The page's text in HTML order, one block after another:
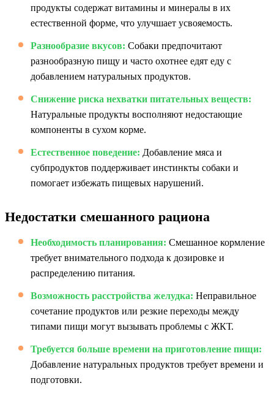
продукты содержат витамины и минералы в их
естественной форме, что улучшает усвояемость.
Разнообразие вкусов: Собаки предпочитают
разнообразную пищу и часто охотнее едят еду с
добавлением натуральных продуктов.
Снижение риска нехватки питательных веществ:
Натуральные продукты восполняют недостающие
компоненты в сухом корме.
Естественное поведение: Добавление мяса и
субпродуктов поддерживает инстинкты собаки и
помогает избежать пищевых нарушений.
Недостатки смешанного рациона
Необходимость планирования: Смешанное кормление
требует внимательного подхода к дозировке и
распределению питания.
Возможность расстройства желудка: Неправильное
сочетание продуктов или резкие переходы между
типами пищи могут вызывать проблемы с ЖКТ.
Требуется больше времени на приготовление пищи:
Добавление натуральных продуктов требует времени и
подготовки.